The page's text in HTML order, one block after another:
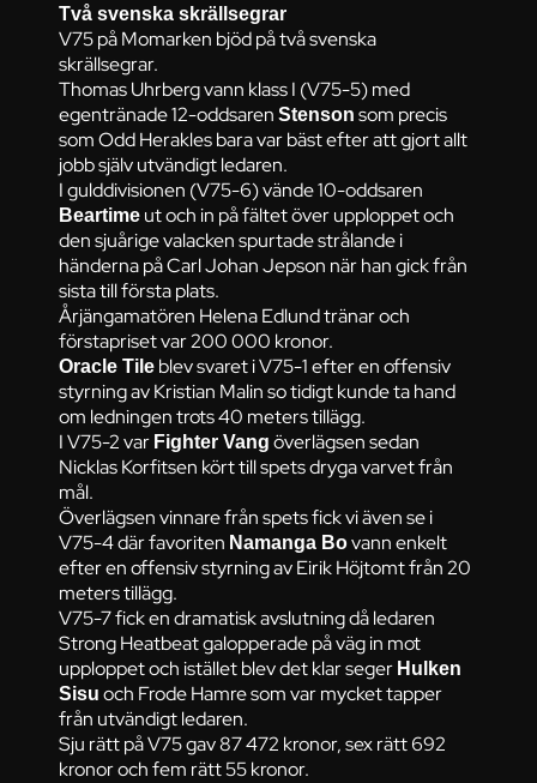
Två svenska skrällsegrar
V75 på Momarken bjöd på två svenska
skrällsegrar.
Thomas Uhrberg vann klass I (V75-5) med
egentränade 12-oddsarenStenson som precis
som Odd Herakles bara var bäst efter att gjort allt
jobb själv utvändigt ledaren.
I gulddivisionen (V75-6) vände 10-oddsaren
Beartime ut och in på fältet över upploppet och
den sjuårige valacken spurtade strålande i
händerna på Carl Johan Jepson när han gick från
sista till första plats.
Årjängamatören Helena Edlund tränar och
förstapriset var 200 000 kronor.
Oracle Tile blev svaret i V75-1 efter en offensiv
styrning av Kristian Malin so tidigt kunde ta hand
om ledningen trots 40 meters tillägg.
I V75-2 var Fighter Vang överlägsen sedan
Nicklas Korfitsen kört till spets dryga varvet från
mål.
Överlägsen vinnare från spets fick vi även se i
V75-4 där favoriten Namanga Bovann enkelt
efter en offensiv styrning av Eirik Höjtomt från 20
meters tillägg.
V75-7 fick en dramatisk avslutning då ledaren
Strong Heatbeat galopperade på väg in mot
upploppet och istället blev det klar seger Hulken
Sisu och Frode Hamre som var mycket tapper
från utvändigt ledaren.
Sju rätt på V75 gav 87 472 kronor, sex rätt 692
kronor och fem rätt 55 kronor.